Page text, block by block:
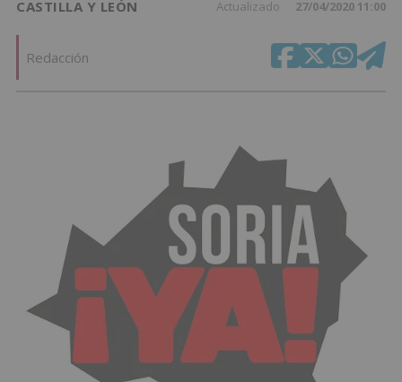
CASTILLA Y LEÓN Actualizado 27/04/2020 11:00
Redacción